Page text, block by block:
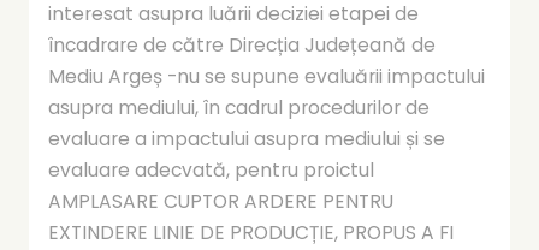
interesat asupra luării deciziei etapei de
încadrare de către Direcția Județeană de
Mediu Argeș -nu se supune evaluării impactului
asupra mediului, în cadrul procedurilor de
evaluare a impactului asupra mediului și se
evaluare adecvată, pentru proictul
AMPLASARE CUPTOR ARDERE PENTRU
EXTINDERE LINIE DE PRODUCȚIE, PROPUS A FI